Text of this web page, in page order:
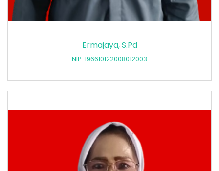
Ermajaya, S.Pd
NIP: 196610122008012003